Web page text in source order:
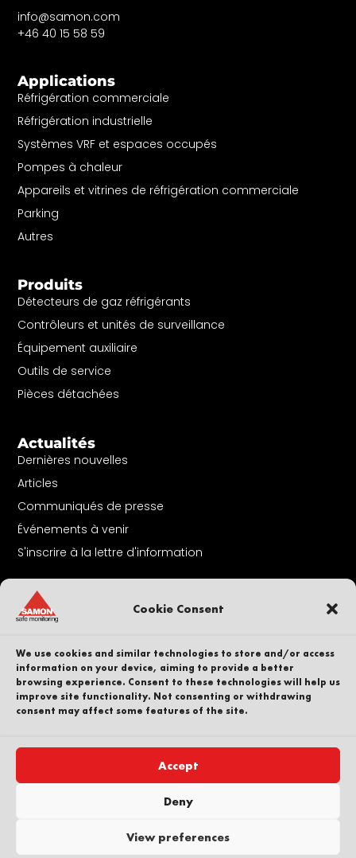
Cookie Consent
We use cookies and similar technologies to store and/or access
information on your device, aiming to provide a better
browsing experience. Consent to these technologies will help us
improve site functionality. Not consenting or withdrawing
consent may affect some features of the site.
Accept
Deny
View preferences
info@samon.com
+46 40 15 58 59
Applications
Réfrigération commerciale
Réfrigération industrielle
Systèmes VRF et espaces occupés
Pompes à chaleur
Appareils et vitrines de réfrigération commerciale
Parking
Autres
Produits
Détecteurs de gaz réfrigérants
Contrôleurs et unités de surveillance
Équipement auxiliaire
Outils de service
Pièces détachées
Actualités
Dernières nouvelles
Articles
Communiqués de presse
Événements à venir
S'inscrire à la lettre d'information
A Propos De Nous
Contact
Carrière
Durabilité
Dénonciateur
Copyright © SAMON AB. Tous droits réservés